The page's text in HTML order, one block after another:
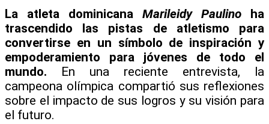
La atleta dominicana Marileidy Paulino ha
trascendido las pistas de atletismo para
convertirse en un símbolo de inspiración y
empoderamiento para jóvenes de todo el
mundo. En una reciente entrevista, la
campeona olímpica compartió sus reflexiones
sobre el impacto de sus logros y su visión para
el futuro.